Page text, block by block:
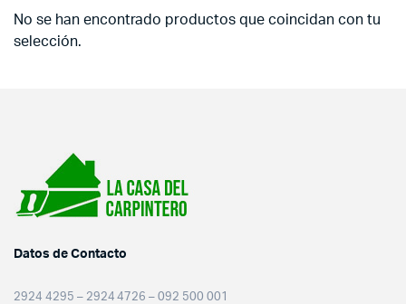
No se han encontrado productos que coincidan con tu
selección.
Datos de Contacto
2924 4295 – 2924 4726 – 092 500 001